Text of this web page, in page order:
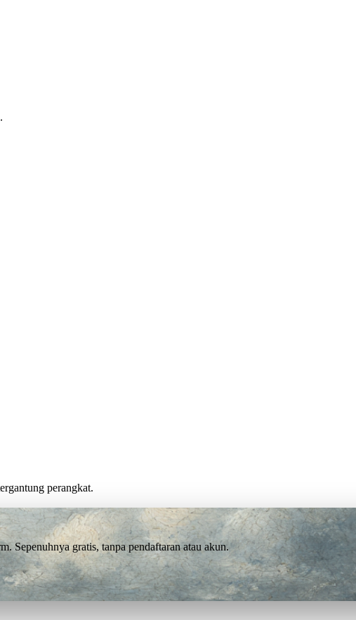
perangkat.
Sepenuhnya gratis, tanpa pendaftaran atau akun.